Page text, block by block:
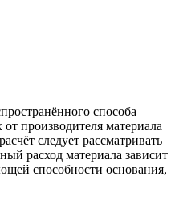
способа
производителя материала
следует рассматривать
расход материала зависит
способности основания,